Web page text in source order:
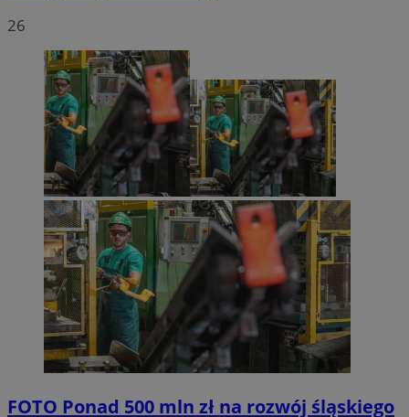
26
FOTO Ponad 500 mln zł na rozwój śląskiego